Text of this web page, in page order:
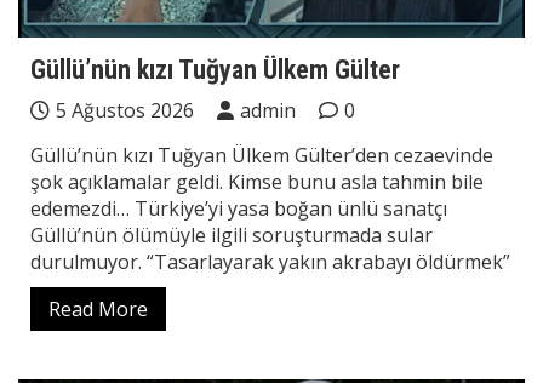
Güllü’nün kızı Tuğyan Ülkem Gülter
5 Ağustos 2026 admin
0
Güllü’nün kızı Tuğyan Ülkem Gülter’den cezaevinde
şok açıklamalar geldi. Kimse bunu asla tahmin bile
edemezdi… Türkiye’yi yasa boğan ünlü sanatçı
Güllü’nün ölümüyle ilgili soruşturmada sular
durulmuyor. “Tasarlayarak yakın akrabayı öldürmek”
Read More